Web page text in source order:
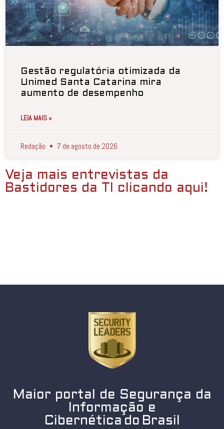
Gestão regulatória otimizada da
Unimed Santa Catarina mira
aumento de desempenho
LEIA MAIS »
Redação 7 de agosto de 2026
Veja mais entrevistas da
Bastidores da TI clicando aqui!
Maior portal de Segurança da
Informação e
Cibernética do Brasil